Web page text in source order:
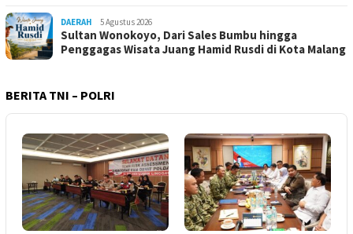
DAERAH 5 Agustus 2026
Sultan Wonokoyo, Dari Sales Bumbu hingga
Penggagas Wisata Juang Hamid Rusdi di Kota Malang
BERITA TNI – POLRI